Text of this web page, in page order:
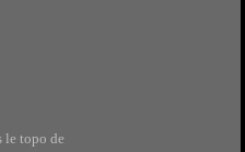
le topo de